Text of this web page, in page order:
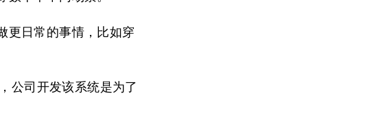
更日常的事情，比如穿
公司开发该系统是为了